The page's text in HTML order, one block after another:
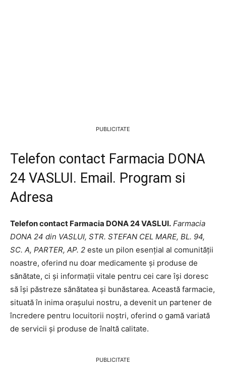
PUBLICITATE
Telefon contact Farmacia DONA
24 VASLUI. Email. Program si
Adresa
Telefon contact Farmacia DONA 24 VASLUI. Farmacia
DONA 24 din VASLUI, STR. STEFAN CEL MARE, BL. 94,
SC. A, PARTER, AP. 2 este un pilon esențial al comunității
noastre, oferind nu doar medicamente și produse de
sănătate, ci și informații vitale pentru cei care își doresc
să își păstreze sănătatea și bunăstarea. Această farmacie,
situată în inima orașului nostru, a devenit un partener de
încredere pentru locuitorii noștri, oferind o gamă variată
de servicii și produse de înaltă calitate.
PUBLICITATE